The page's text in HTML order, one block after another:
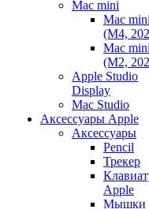
Mac mini
Mac mini
(M4,
Mac mini
(M2,
Apple Studio
Display
Mac Studio
Аксессуары Apple
Аксессуары
Pencil
Трекер
Apple
Мышки